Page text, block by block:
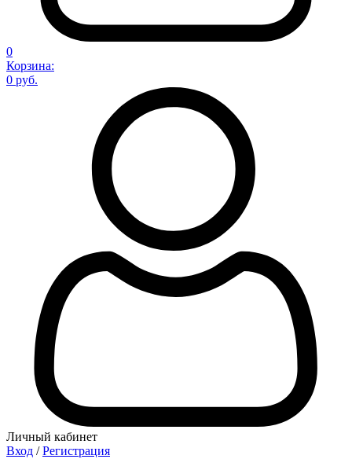
0
Корзина:
0 руб.
Личный кабинет
Вход / Регистрация